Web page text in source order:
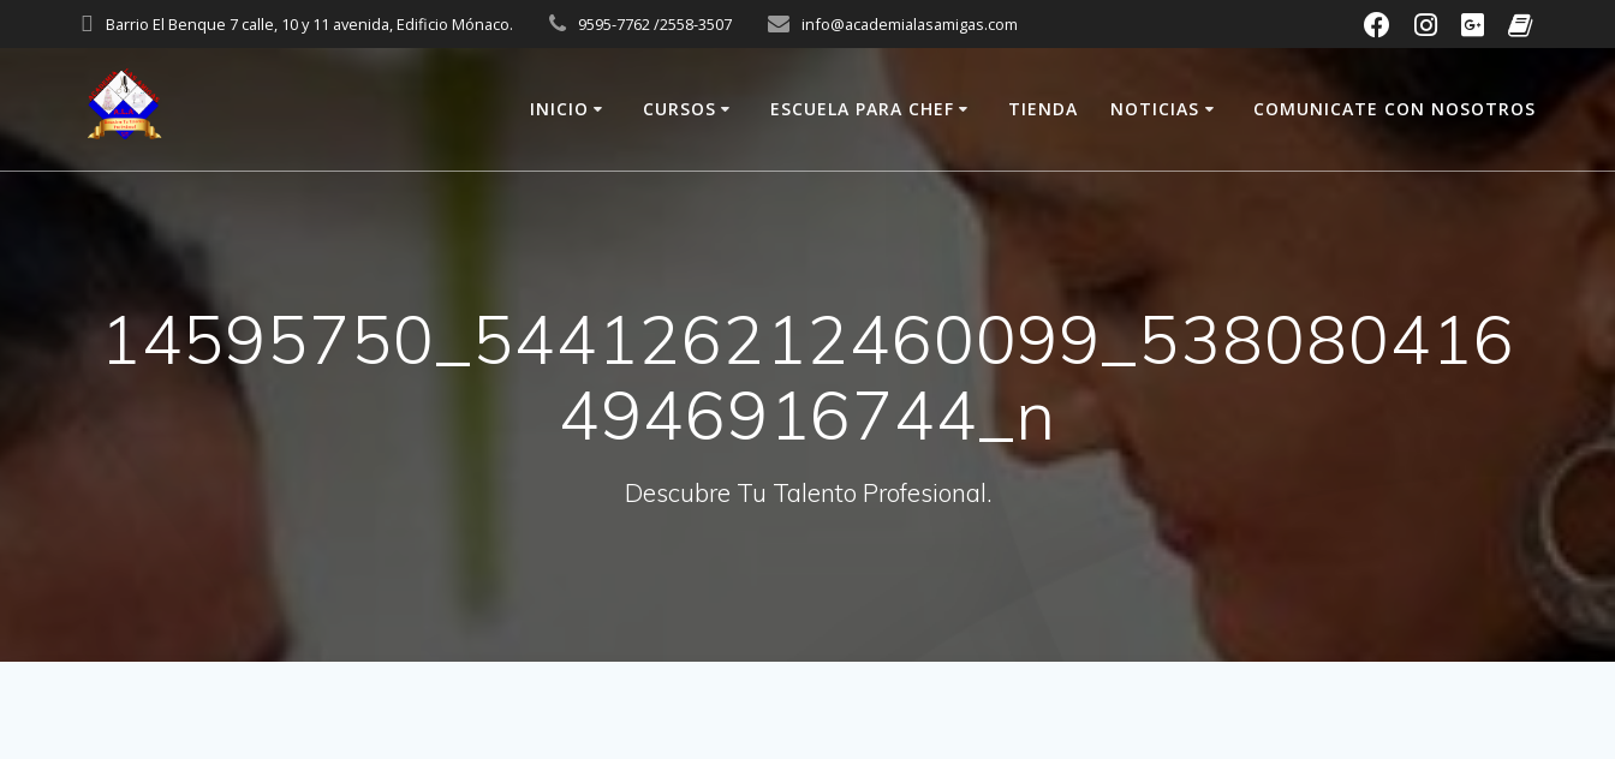
Barrio El Benque 7 calle, 10 y 11 avenida, Edificio Mónaco. 9595-7762 /2558-3507 info@academialasamigas.com
INICIO CURSOS ESCUELA PARA CHEF TIENDA NOTICIAS COMUNICATE CON NOSOTROS
14595750_544126212460099_538080416
4946916744_n
Descubre Tu Talento Profesional.